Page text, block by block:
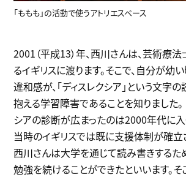
「ももも」の活動で使うアトリエスペース
2001（平成13）年、西川さんは、芸術療
るイギリスに渡ります。そこで、自分が幼
違和感が、「ディスレクシア」という文字
抱える学習障害であることを知りました
シアの診断が広まったのは2000年代に入
当時のイギリスでは既に支援体制が確立
西川さんは大学を通じて読み書きするた
勉強を続けることができたといいます。